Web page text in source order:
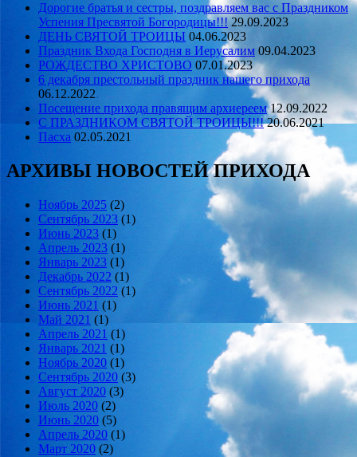
Дорогие братья и сестры, поздравляем вас с Праздником
Успения Пресвятой Богородицы!!! 29.09.2023
ДЕНЬ СВЯТОЙ ТРОИЦЫ 04.06.2023
Праздник Входа Господня в Иерусалим 09.04.2023
РОЖДЕСТВО ХРИСТОВО 07.01.2023
6 декабря престольный праздник нашего прихода
06.12.2022
Посещение прихода правящим архиереем 12.09.2022
С ПРАЗДНИКОМ СВЯТОЙ ТРОИЦЫ!!! 20.06.2021
Пасха 02.05.2021
АРХИВЫ НОВОСТЕЙ ПРИХОДА
Ноябрь 2025 (2)
Сентябрь 2023 (1)
Июнь 2023 (1)
Апрель 2023 (1)
Январь 2023 (1)
Декабрь 2022 (1)
Сентябрь 2022 (1)
Июнь 2021 (1)
Май 2021 (1)
Апрель 2021 (1)
Январь 2021 (1)
Ноябрь 2020 (1)
Сентябрь 2020 (3)
Август 2020 (3)
Июль 2020 (2)
Июнь 2020 (5)
Апрель 2020 (1)
Март 2020 (2)